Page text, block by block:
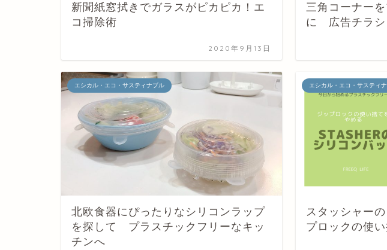
新聞紙窓拭きでガラスがピカピカ！エ
コ掃除術
2020年9月13日
三角コーナー
に 広告チラシ
エシカル・エコ・サスティナブル
北欧食器にぴったりなシリコンラップ
を探して プラスチックフリーなキッ
チンへ
エシカル・エコ・サスティ
スタッシャー
プロックの使